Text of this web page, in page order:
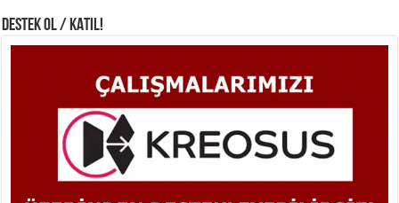
DESTEK OL / KATIL!